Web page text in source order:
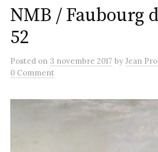
NMB / Faubourg
52
Posted on 3 novembre 2017 by Jean
0 Comment